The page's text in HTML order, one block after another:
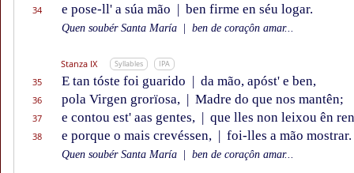
34 e pose-ll' a súa mão | ben firme en séu logar.
Quen soubér Santa María ben de coraçôn amar...
Stanza IX Syllables IPA
35 E tan tóste foi guarido | da mão, apóst' e ben,
36 pola Virgen grorïosa, | Madre do que nos mantên;
37 e contou est' aas gentes, | que lles non leixou ên
38 e porque o mais crevéssen, | foi-lles a mão mostrar.
Quen soubér Santa María ben de coraçôn amar...